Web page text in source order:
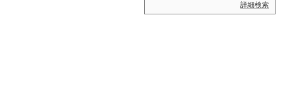
詳細検索